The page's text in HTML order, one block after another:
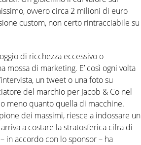
ovvero circa 2 milioni di euro
custom, non certo rintracciabile su
di ricchezza eccessivo o
di marketing. E’ così ogni volta
un tweet o una foto su
del marchio per Jacob & Co nel
meno quanto quella di macchine.
dei massimi, riesce a indossare un
a costare la stratosferica cifra di
in accordo con lo sponsor – ha